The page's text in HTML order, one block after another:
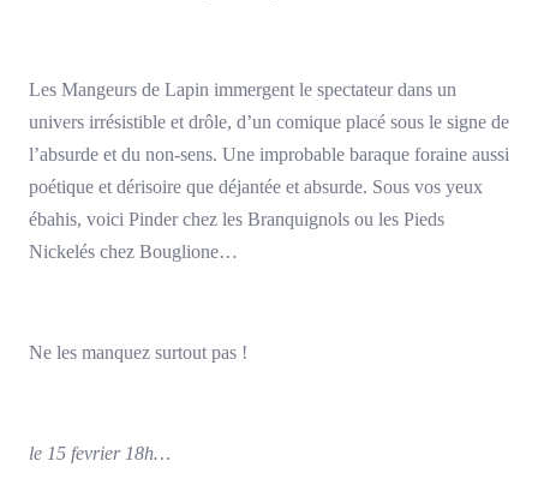
Les Mangeurs de Lapin immergent le spectateur dans un
univers irrésistible et drôle, d’un comique placé sous le signe de
l’absurde et du non-sens. Une improbable baraque foraine aussi
poétique et dérisoire que déjantée et absurde. Sous vos yeux
ébahis, voici Pinder chez les Branquignols ou les Pieds
Nickelés chez Bouglione…
Ne les manquez surtout pas !
le 15 fevrier 18h…